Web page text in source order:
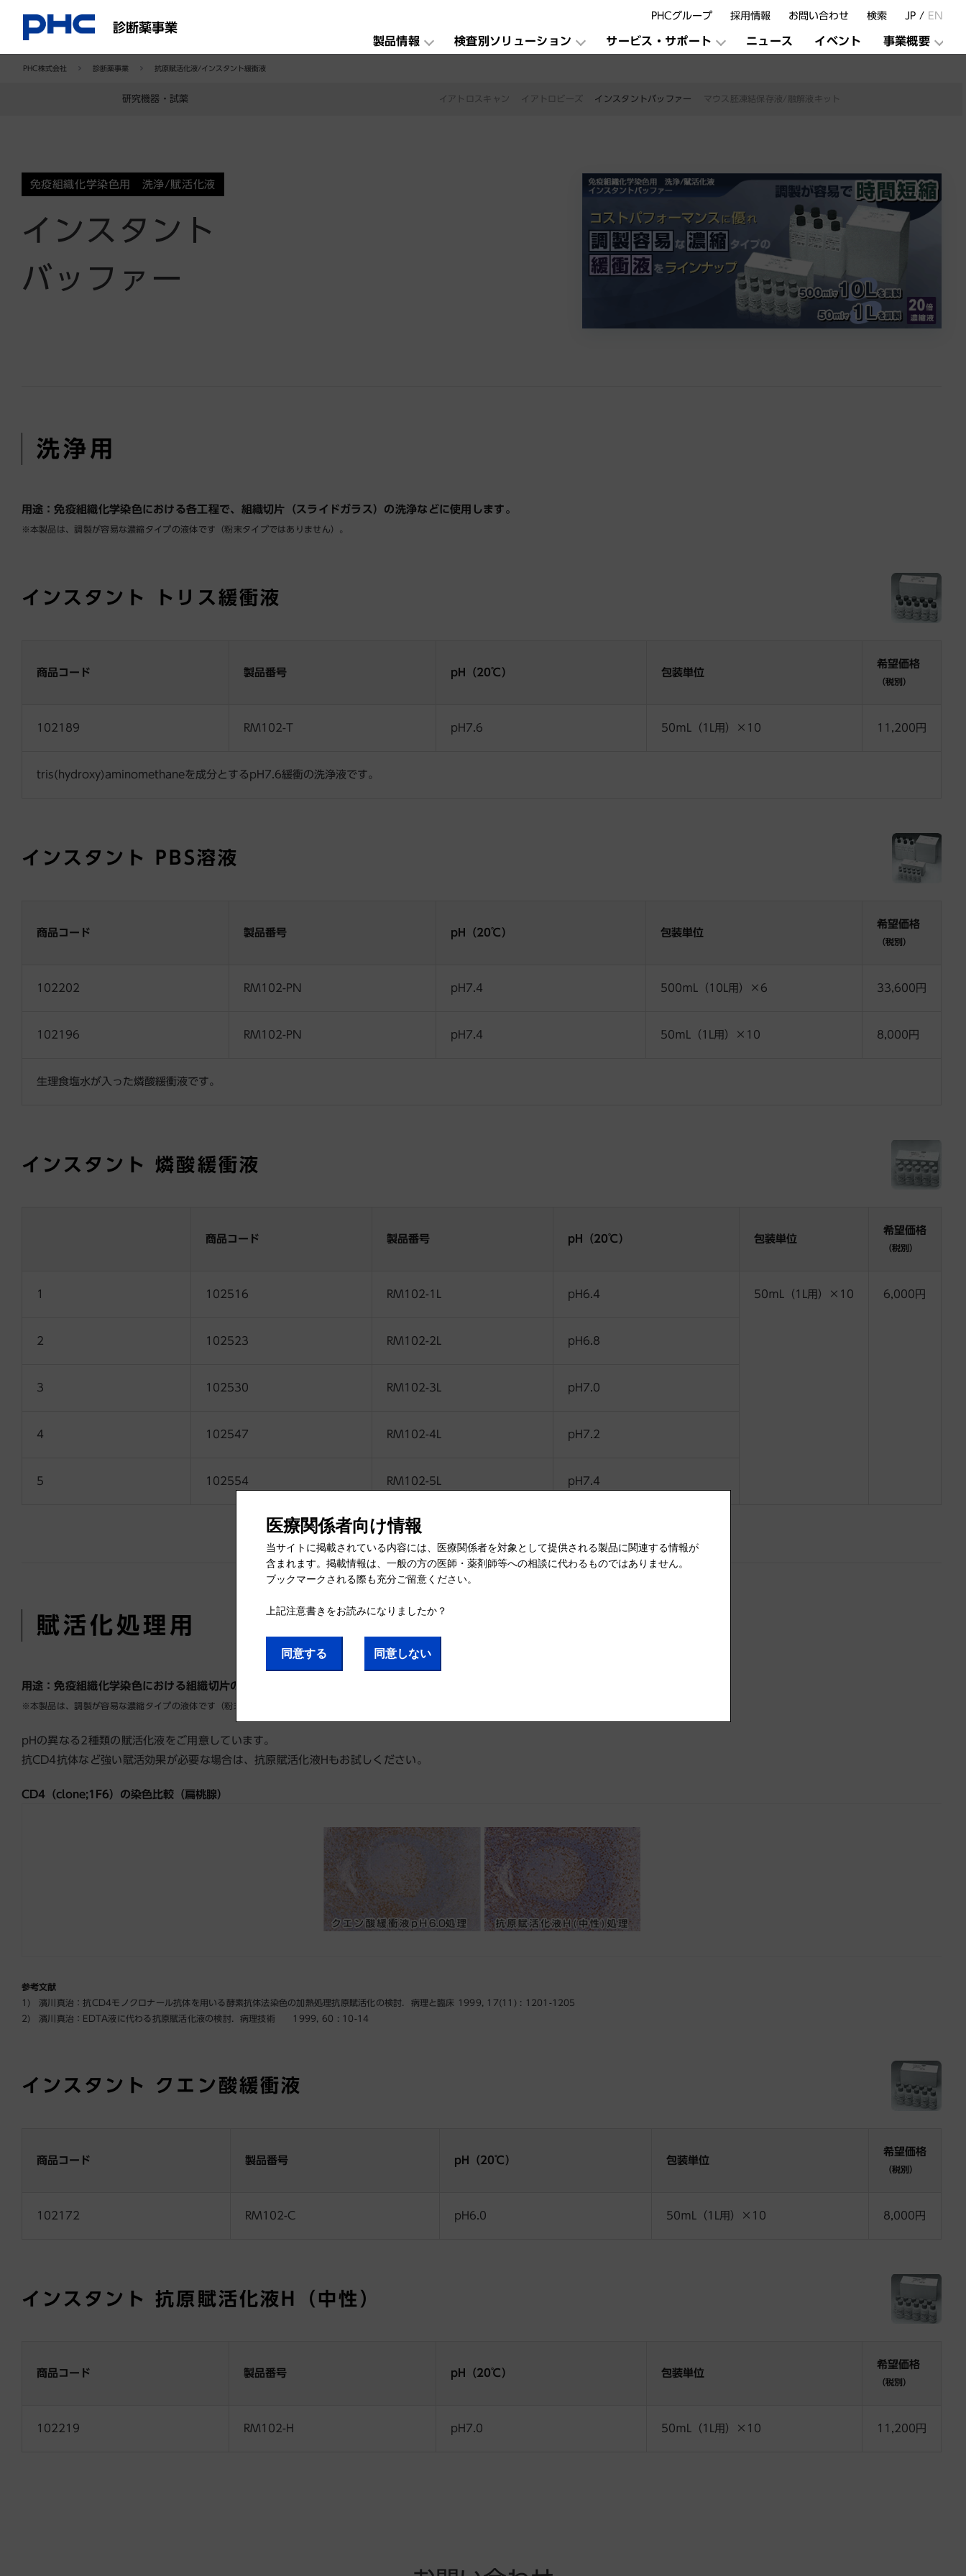
診断薬事業
製品情報 検査別ソリューション サービス・サポート ニュース イベント 事業概要
PHCグループ 採用情報 お問い合わせ 検索 JP / EN
PHC株式会社 診断薬事業 抗原賦活化液/インスタント緩衝液
研究機器・試薬 イアトロスキャン イアトロビーズ インスタントバッファー マウス胚凍結保存液/融解液キット
免疫組織化学染色用 洗浄/賦活化液
インスタント
バッファー
洗浄用
用途：免疫組織化学染色における各工程で、組織切片（スライドガラス）の洗浄などに使用します。
※本製品は、調製が容易な濃縮タイプの液体です（粉末タイプではありません）。
インスタント トリス緩衝液
商品コード 製品番号 pH（20℃） 包装単位
希望価格
（税別）
102189 RM102-T pH7.6 50ｍL（1L用）×10 11,200円
tris(hydroxy)aminomethaneを成分とするpH7.6緩衝の洗浄液です。
インスタント PBS溶液
商品コード 製品番号 pH（20℃） 包装単位
希望価格
（税別）
102202 RM102-PN pH7.4 500ｍL（10L用）×6 33,600円
102196 RM102-PN pH7.4 50ｍL（1L用）×10 8,000円
生理食塩水が入った燐酸緩衝液です。
インスタント燐酸緩衝液
商品コード 製品番号 pH（20℃） 包装単位
希望価格
（税別）
1 102516 RM102-1L pH6.4 50ｍL（1L用）×10 6,000円
2 102523 RM102-2L pH6.8
3 102530 RM102-3L pH7.0
4 102547 RM102-4L pH7.2
5 102554 RM102-5L pH7.4
賦活化処理用
用途：免疫組織化学染色における組織切片の抗原賦活化処理の際に使用します。
※本製品は、調製が容易な濃縮タイプの液体です（粉末タイプではありません）。
pHの異なる2種類の賦活化液をご用意しています。
抗CD4抗体など強い賦活効果が必要な場合は、抗原賦活化液Hもお試しください。
CD4（clone;1F6）の染色比較（扁桃腺）
参考文献
1) 濱川真治：抗CD4モノクロナール抗体を用いる酵素抗体法染色の加熱処理抗原賦活化の検討．病理と臨床 1999, 17(11) : 1201-1205
2) 濱川真治：EDTA液に代わる抗原賦活化液の検討．病理技術 1999, 60 : 10-14
インスタント クエン酸緩衝液
商品コード 製品番号 pH（20℃） 包装単位
希望価格
（税別）
102172 RM102-C pH6.0 50ｍL（1L用）×10 8,000円
インスタント 抗原賦活化液H（中性）
商品コード 製品番号 pH（20℃） 包装単位
希望価格
（税別）
102219 RM102-H pH7.0 50ｍL（1L用）×10 11,200円